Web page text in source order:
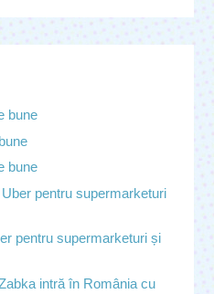
bune
bune
pentru supermarketuri
pentru supermarketuri și
intră în România cu